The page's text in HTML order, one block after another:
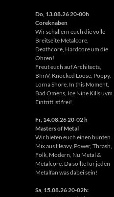
Do, 13.08.26 20-00h
Coreknaben
Wir schallern euch die volle
Breitseite Metalcore,
Deathcore, Hardcore um die
Ohren!
Freut euch auf Architects,
BfmV, Knocked Loose, Poppy,
Lorna Shore, In this Moment,
Bad Omens, Ice Nine Kills uvm.
Eintritt ist frei!
Fr, 14.08.26 20-02 h
Masters of Metal
Wir bieten euch einen bunten
Mix aus Heavy, Power, Thrash,
Folk, Modern, Nu Metal &
Metalcore. Da sollte für jeden
Metalfan was dabei sein!
Sa, 15.08.26 20-02h: